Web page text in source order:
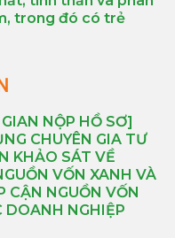
trong đó có trẻ
NỘP HỒ SƠ]
CHUYÊN GIA TƯ
KHẢO SÁT VỀ
VỐN XANH VÀ
CẬN NGUỒN VỐN
DOANH NGHIỆP